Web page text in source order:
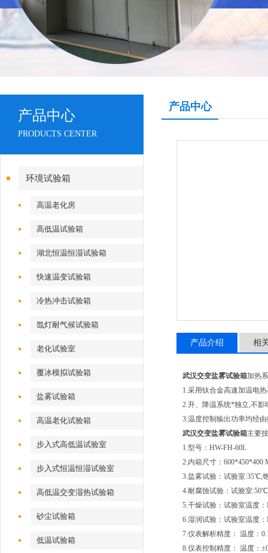
产品中心
PRODUCTS CENTER
环境试验箱
高温老化房
高低温试验箱
湖北恒温恒湿试验箱
快速温变试验箱
冷热冲击试验箱
氙灯耐气候试验箱
老化试验室
覆冰模拟试验箱
盐雾试验箱
高温老化试验箱
步入式高低温试验室
步入式恒温恒湿试验室
高低温交变湿热试验箱
砂尘试验箱
低温试验箱
产品中心
产品介绍 相
武汉交变盐雾试验箱加热
1.采用钛合金高速加温电
2.升、降温系统*独立,不影
3.温度控制输出功率均经
武汉交变盐雾试验箱主要
1.型号：HW-FH-60L
2.内箱尺寸：600*450*400
3.盐雾试验：试验室:35℃,
4.耐腐蚀试验：试验室
5.干燥试验：试验室温度
6.湿润试验：试验室温度
7.仪表解析精度： 温度：
8.仪表控制精度： 温度：